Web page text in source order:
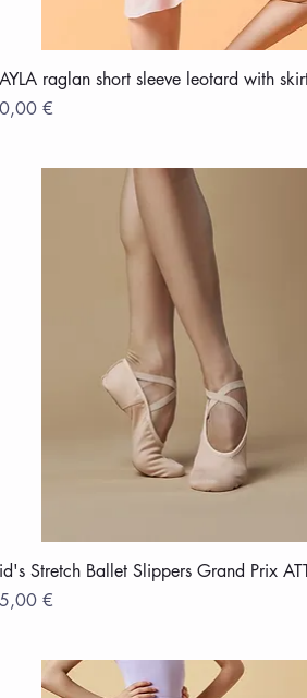
raglan short sleeve leotard with
€
Stretch Ballet Slippers Grand Prix
€